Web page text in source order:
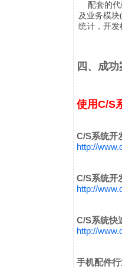
配套的代
及业务模
统计，开发
四、成功
使用C/S
C/S系统开
http://
C/S系统开
http://
C/S系统快
http://
手机配件